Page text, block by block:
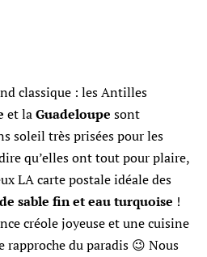
classique : les Antilles
et laGuadeloupe sont
soleil très prisées pour les
qu’elles ont tout pour plaire,
LA carte postale idéale des
sable fin et eau turquoise !
créole joyeuse et une cuisine
rapproche du paradis 😉 Nous